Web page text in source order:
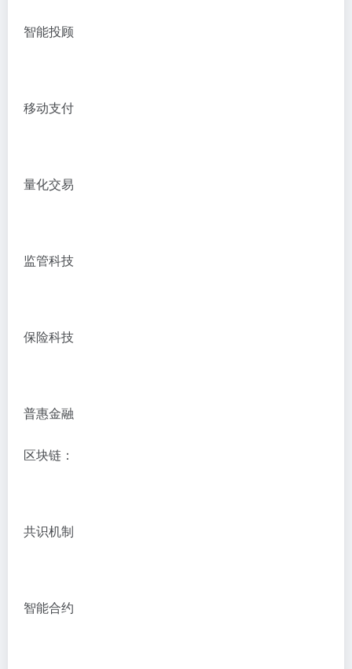
智能投顾
移动支付
量化交易
监管科技
保险科技
普惠金融
区块链：
共识机制
智能合约